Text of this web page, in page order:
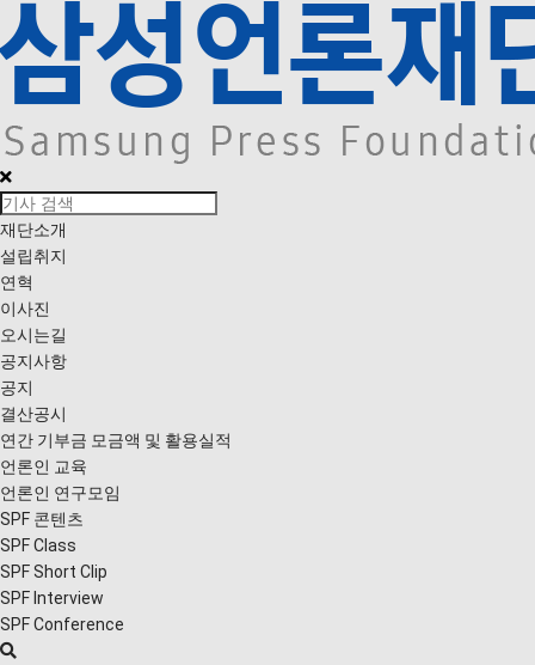
재단소개
설립취지
연혁
이사진
오시는길
공지사항
공지
결산공시
연간 기부금 모금액 및 활용실적
언론인 교육
언론인 연구모임
SPF 콘텐츠
SPF Class
SPF Short Clip
SPF Interview
SPF Conference